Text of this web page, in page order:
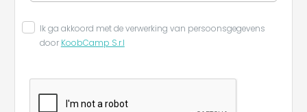
Ik ga akkoord met de verwerking van persoonsgegevens
door KoobCamp S.r.l